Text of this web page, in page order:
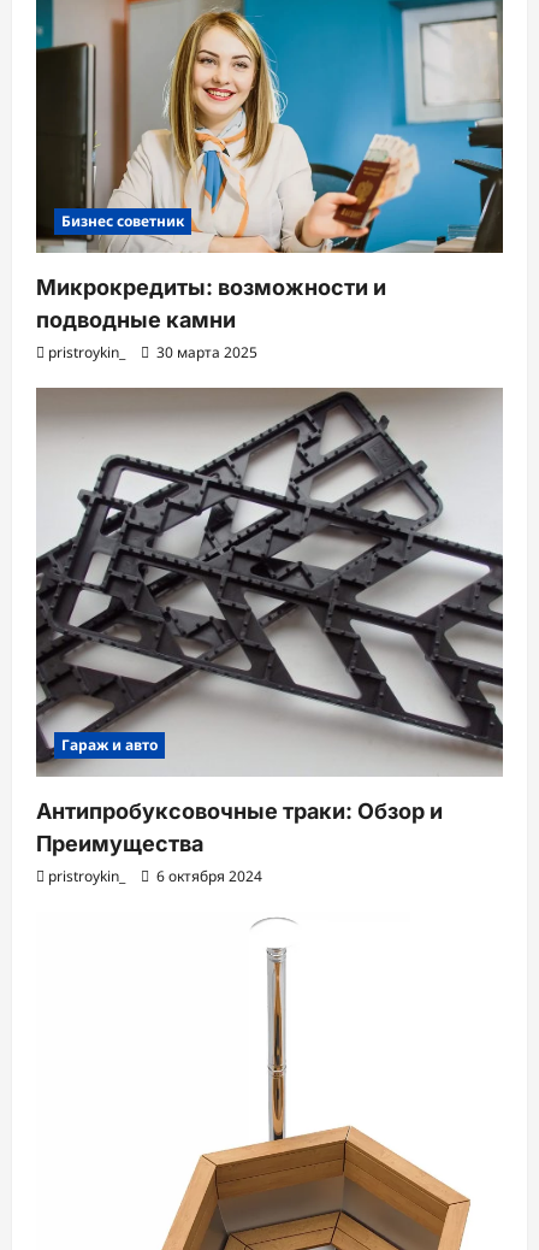
Бизнес советник
Микрокредиты: возможности и
подводные камни
pristroykin_ 30 марта 2025
Гараж и авто
Антипробуксовочные траки: Обзор и
Преимущества
pristroykin_ 6 октября 2024